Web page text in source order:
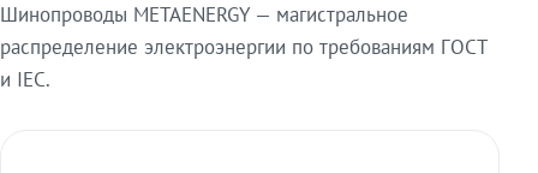
Шинопроводы METAENERGY — магистральное
распределение электроэнергии по требованиям ГОСТ
и IEC.